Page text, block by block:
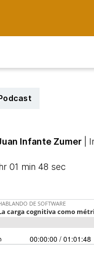
Infante Zumer|
01 min 48 sec